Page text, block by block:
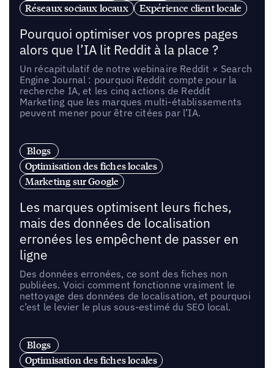
Réseaux sociaux locaux
Expérience client locale
Pourquoi optimiser vos propres pages
alors que l’IA lit Reddit à la place ?
Un récapitulatif de notre webinaire Reddit × Search
Engine Journal : pourquoi Reddit compte pour la
recherche IA, et les cinq actions de Reddit
Marketing que les marques multi-établissements
peuvent mener pour être citées par l’IA.
Blogs
Optimisation des fiches locales
Marketing sur Google
Les marques optimisent leurs fiches,
mais des données de localisation
erronées les empêchent de passer en
ligne
Des données erronées, ce sont des fiches non
publiées. Voici comment fonctionne vraiment le
nettoyage des données de localisation, et pourquoi
c’est le levier le plus sous-estimé du SEO local.
Blogs
Optimisation des fiches locales